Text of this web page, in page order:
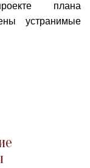
плана
устранимые